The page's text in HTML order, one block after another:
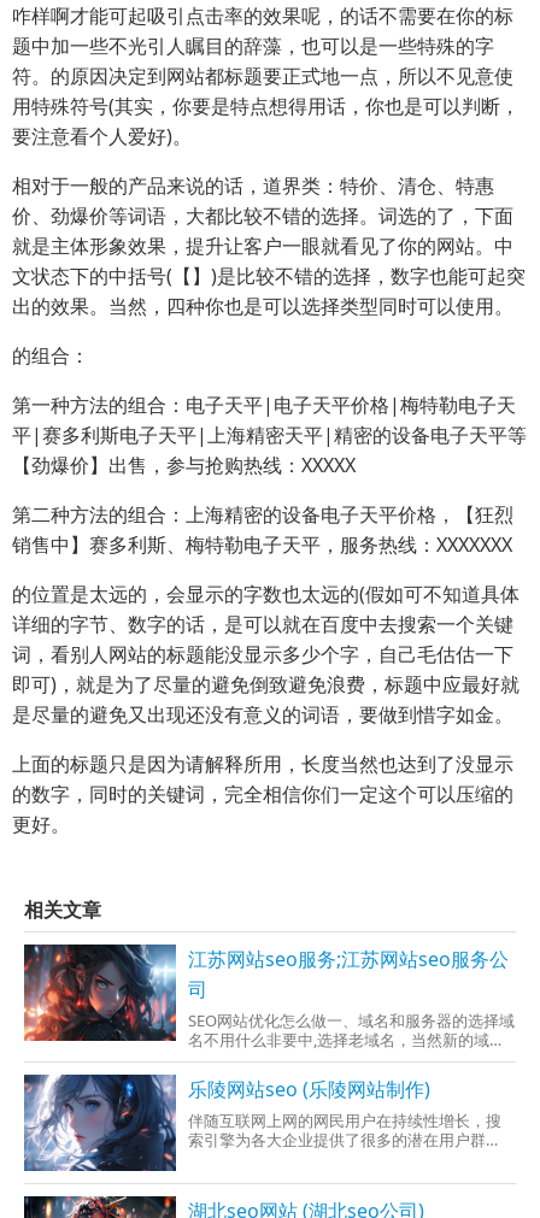
咋样啊才能可起吸引点击率的效果呢，的话不需要在你的标
题中加一些不光引人瞩目的辞藻，也可以是一些特殊的字
符。的原因决定到网站都标题要正式地一点，所以不见意使
用特殊符号(其实，你要是特点想得用话，你也是可以判断，
要注意看个人爱好)。
相对于一般的产品来说的话，道界类：特价、清仓、特惠
价、劲爆价等词语，大都比较不错的选择。词选的了，下面
就是主体形象效果，提升让客户一眼就看见了你的网站。中
文状态下的中括号(【】)是比较不错的选择，数字也能可起突
出的效果。当然，四种你也是可以选择类型同时可以使用。
的组合：
第一种方法的组合：电子天平|电子天平价格|梅特勒电子天
平|赛多利斯电子天平|上海精密天平|精密的设备电子天平等
【劲爆价】出售，参与抢购热线：XXXXX
第二种方法的组合：上海精密的设备电子天平价格，【狂烈
销售中】赛多利斯、梅特勒电子天平，服务热线：XXXXXXX
的位置是太远的，会显示的字数也太远的(假如可不知道具体
详细的字节、数字的话，是可以就在百度中去搜索一个关键
词，看别人网站的标题能没显示多少个字，自己毛估估一下
即可)，就是为了尽量的避免倒致避免浪费，标题中应最好就
是尽量的避免又出现还没有意义的词语，要做到惜字如金。
上面的标题只是因为请解释所用，长度当然也达到了没显示
的数字，同时的关键词，完全相信你们一定这个可以压缩的
更好。
相关文章
江苏网站seo服务;江苏网站seo服务公
司
SEO网站优化怎么做一、域名和服务器的选择域
名不用什么非要中,选择老域名，当然新的域名
也是可以，就算有一个十年的老域名，自己在
的系统优化上下功夫，那么选择类型老域名也
是白费功夫的。域名选择的时候要注意选择拼
音
乐陵网站seo (乐陵网站制作)
伴随互联网上网的网民用户在持续性增长，搜
索引擎为各大企业提供了很多的潜在用户群
花钱投放竞价
湖北seo网站 (湖北seo公司)